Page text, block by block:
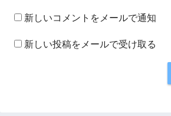
新しいコメントをメールで通知
新しい投稿をメールで受け取る